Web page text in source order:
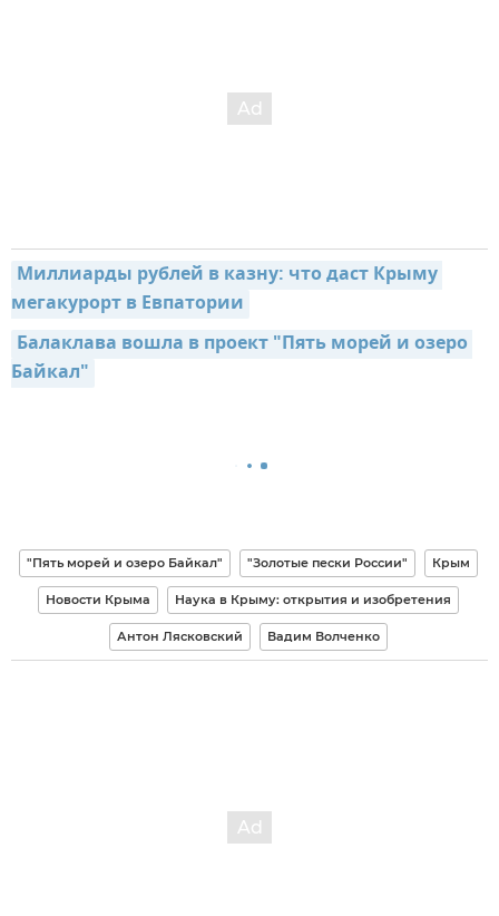
Миллиарды рублей в казну: что даст Крыму
мегакурорт в Евпатории
Балаклава вошла в проект "Пять морей и озеро
Байкал"
"Пять морей и озеро Байкал" "Золотые пески России" Крым
Новости Крыма Наука в Крыму: открытия и изобретения
Антон Лясковский Вадим Волченко